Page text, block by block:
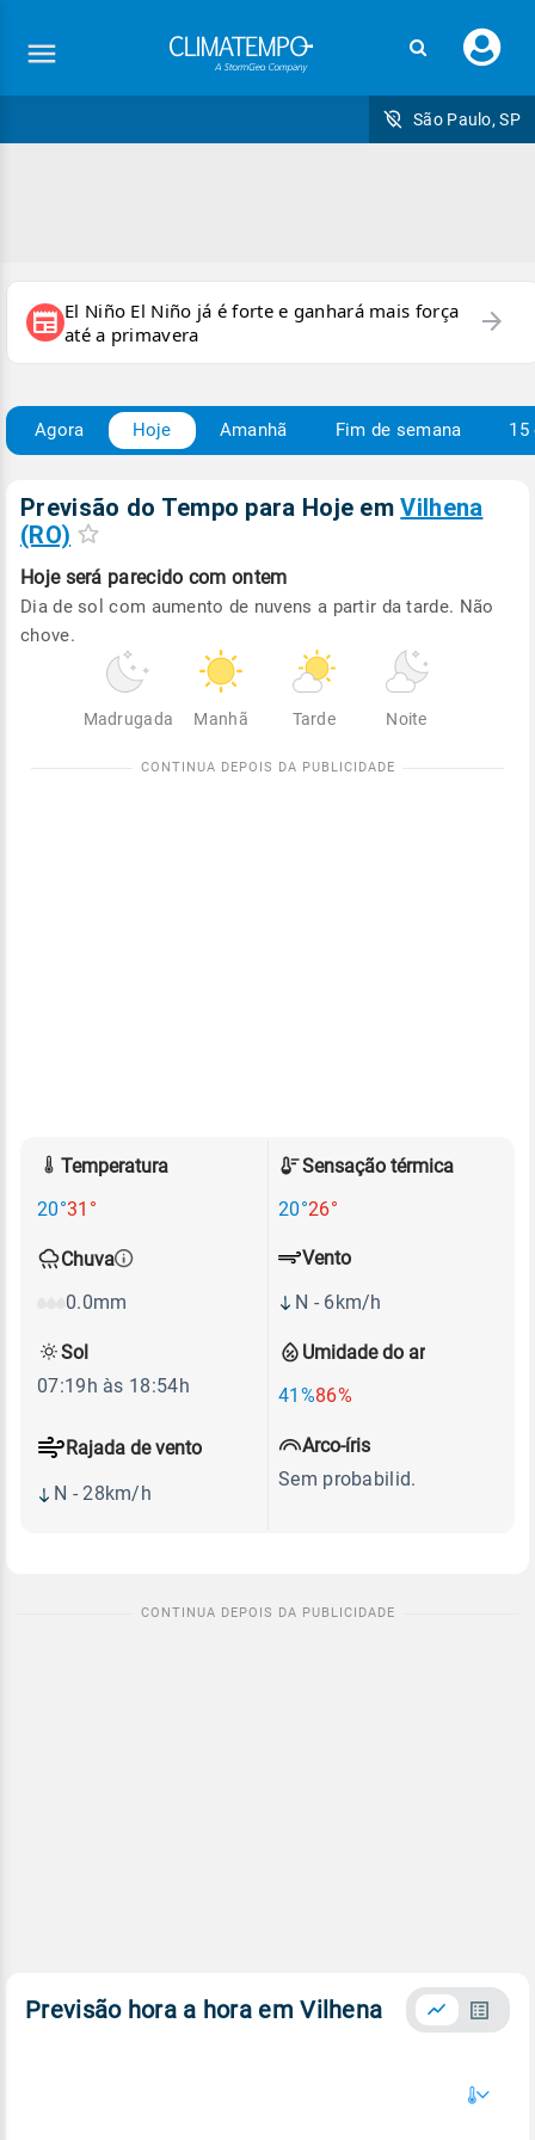
seu
São Paulo, SP
newspaper El Niño El Niño já é forte e ganhará mais força
até a primavera
arrow_forward
Agora Hoje Amanhã Fim de semana 15
Previsão do Tempo para Hoje emVilhena
(RO)
Hoje será parecido com ontem
Dia de sol com aumento de nuvens a partir da tarde. Não
chove.
Madrugada Manhã Tarde Noite
Temperatura
20°31°
Sensação térmica
20°26°
Chuva
0.0mm
Umidade do ar
41%86%
Vento
N - 6km/h
Rajada de vento
N - 28km/h
Sol
07:19h às 18:54h
Arco-íris
Sem probabilid.
Previsão hora a hora em Vilhena